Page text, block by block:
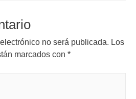
no será publicada. Los
marcados con *